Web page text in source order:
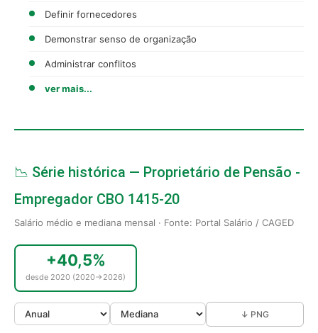
Definir fornecedores
Demonstrar senso de organização
Administrar conflitos
ver mais...
📉 Série histórica — Proprietário de Pensão -
Empregador CBO 1415-20
Salário médio e mediana mensal · Fonte: Portal Salário / CAGED
+40,5%
desde 2020 (2020→2026)
↓ PNG